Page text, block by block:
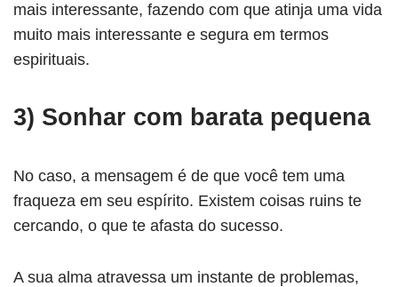
mais interessante, fazendo com que atinja uma vida
muito mais interessante e segura em termos
espirituais.
3) Sonhar com barata pequena
No caso, a mensagem é de que você tem uma
fraqueza em seu espírito. Existem coisas ruins te
cercando, o que te afasta do sucesso.
A sua alma atravessa um instante de problemas,